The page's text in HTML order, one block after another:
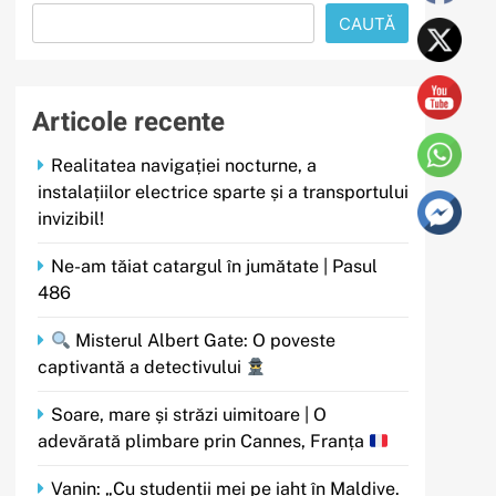
CAUTĂ
Articole recente
Realitatea navigației nocturne, a
instalațiilor electrice sparte și a transportului
invizibil!
Ne-am tăiat catargul în jumătate | Pasul
486
Misterul Albert Gate: O poveste
captivantă a detectivului
Soare, mare și străzi uimitoare | O
adevărată plimbare prin Cannes, Franța
Vanin: „Cu studenții mei pe iaht în Maldive.